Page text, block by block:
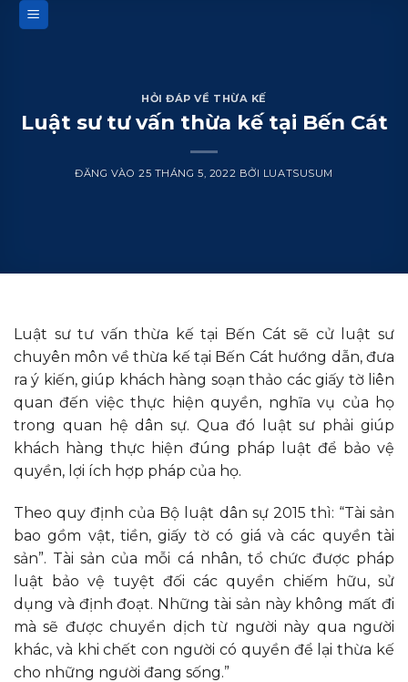
qua
HỎI ĐÁP VỀ THỪA KẾ
Luật sư tư vấn thừa kế tại Bến Cát
ĐĂNG VÀO25 THÁNG 5, 2022 BỞI LUATSUSUM
Luật sư tư vấn thừa kế tại Bến Cát sẽ cử luật sư
chuyên môn về thừa kế tại Bến Cát hướng dẫn, đưa
ra ý kiến, giúp khách hàng soạn thảo các giấy tờ liên
quan đến việc thực hiện quyền, nghĩa vụ của họ
trong quan hệ dân sự. Qua đó luật sư phải giúp
khách hàng thực hiện đúng pháp luật để bảo vệ
quyền, lợi ích hợp pháp của họ.
Theo quy định của Bộ luật dân sự 2015 thì: “Tài sản
bao gồm vật, tiền, giấy tờ có giá và các quyền tài
sản”. Tài sản của mỗi cá nhân, tổ chức được pháp
luật bảo vệ tuyệt đối các quyền chiếm hữu, sử
dụng và định đoạt. Những tài sản này không mất đi
mà sẽ được chuyển dịch từ người này qua người
khác, và khi chết con người có quyền để lại thừa kế
cho những người đang sống.”